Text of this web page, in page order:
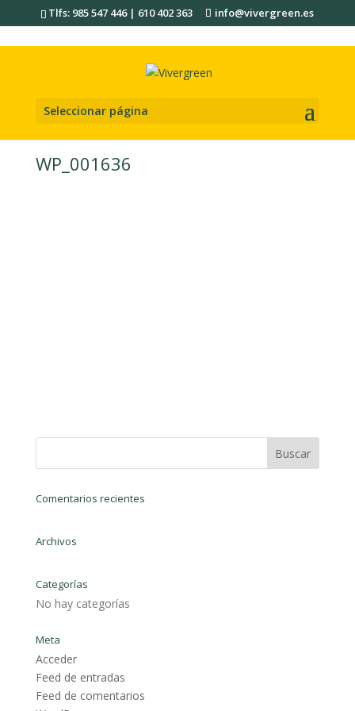
Tlfs: 985 547 446 | 610 402 363 info@vivergreen.es
Seleccionar página
WP_001636
Comentarios recientes
Archivos
Categorías
No hay categorías
Meta
Acceder
Feed de entradas
Feed de comentarios